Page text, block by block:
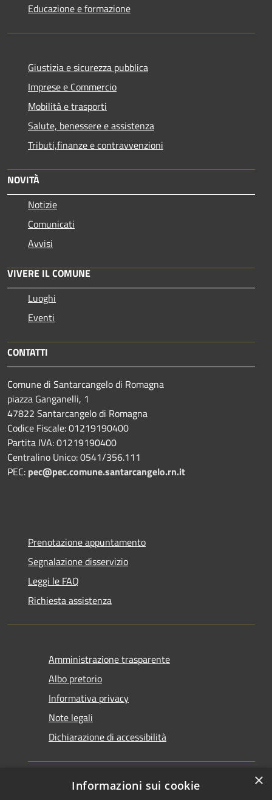
Educazione e formazione
Giustizia e sicurezza pubblica
Imprese e Commercio
Mobilità e trasporti
Salute, benessere e assistenza
Tributi,finanze e contravvenzioni
NOVITÀ
Notizie
Comunicati
Avvisi
VIVERE IL COMUNE
Luoghi
Eventi
CONTATTI
Comune di Santarcangelo di Romagna
piazza Ganganelli, 1
47822 Santarcangelo di Romagna
Codice Fiscale: 01219190400
Partita IVA: 01219190400
Centralino Unico: 0541/356.111
PEC: pec@pec.comune.santarcangelo.rn.it
Prenotazione appuntamento
Segnalazione disservizio
Leggi le FAQ
Richiesta assistenza
Amministrazione trasparente
Albo pretorio
Informativa privacy
Note legali
Dichiarazione di accessibilità
×
Informazioni sui cookie